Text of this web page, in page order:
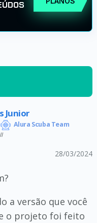
Junior
Alura Scuba Team
28/03/2024
a versão que você
o projeto foi feito